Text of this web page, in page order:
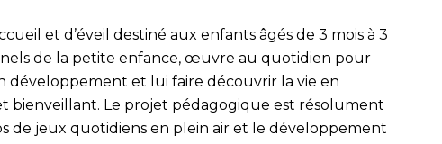
et d’éveil destiné aux enfants âgés de 3 mois à 3
de la petite enfance, œuvre au quotidien pour
développement et lui faire découvrir la vie en
bienveillant. Le projet pédagogique est résolument
de jeux quotidiens en plein air et le développement